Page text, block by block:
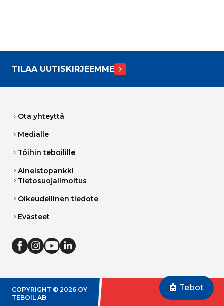
🤖 Tebot
TILAA UUTISKIRJEEMME
Ota yhteyttä
Medialle
Töihin teboilille
Aineistopankki
Tietosuojailmoitus
Oikeudellinen tiedote
Evästeet
COPYRIGHT © 2026 OY
TEBOIL AB